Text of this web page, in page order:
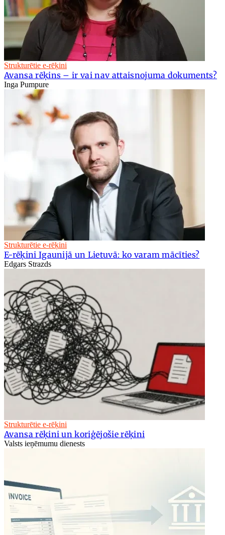
Strukturētie e-rēķini
Avansa rēķins – ir vai nav attaisnojuma dokuments?
Inga Pumpure
Strukturētie e-rēķini
E-rēķini Igaunijā un Lietuvā: ko varam mācīties?
Edgars Strazds
Strukturētie e-rēķini
Avansa rēķini un koriģējošie rēķini
Valsts ieņēmumu dienests